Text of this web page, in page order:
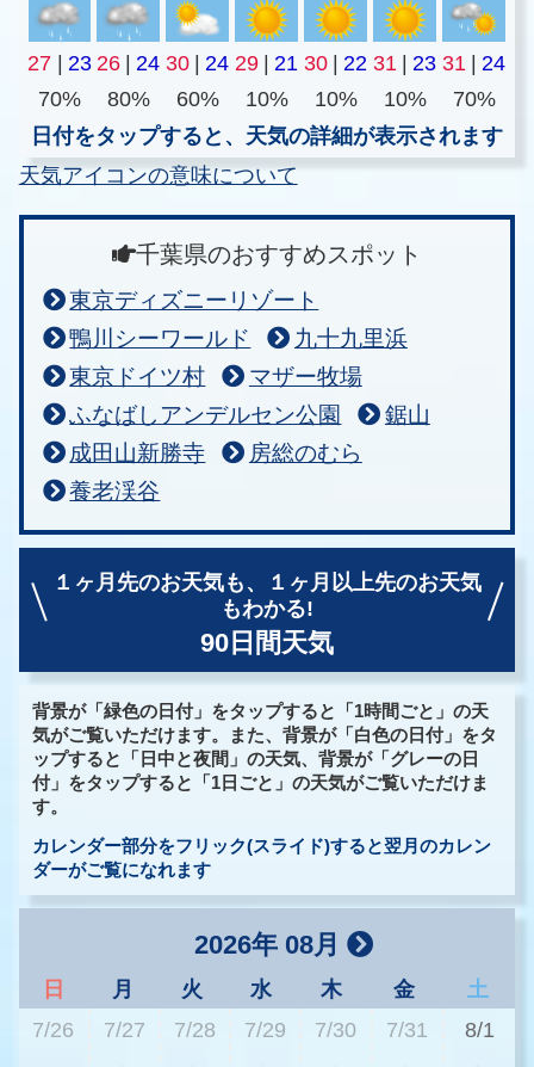
27 23 26 24 30 24 29 21 30 22 31 23 31
24
70%
80% 60% 10% 10% 10%
70%
日付をタップすると、天気の詳細が表示されます
天気アイコンの意味について
千葉県のおすすめスポット
東京ディズニーリゾート
鴨川シーワールド
九十九里浜
東京ドイツ村
マザー牧場
ふなばしアンデルセン公園
鋸山
成田山新勝寺
房総のむら
養老渓谷
１ヶ月先のお天気も、
１ヶ月以上先のお天気
もわかる!
90日間天気
背景が「緑色の日付」をタップすると「1時間ごと」の天
気がご覧いただけます。また、背景が「白色の日付」をタ
ップすると「日中と夜間」の天気、背景が「グレーの日
付」をタップすると「1日ごと」の天気がご覧いただけま
す。
カレンダー部分をフリック(スライド)すると翌月のカレン
ダーがご覧になれます
2026年 08月
日 月 火 水 木 金
土
7/26
7/27 7/28 7/29 7/30 7/31 8/1